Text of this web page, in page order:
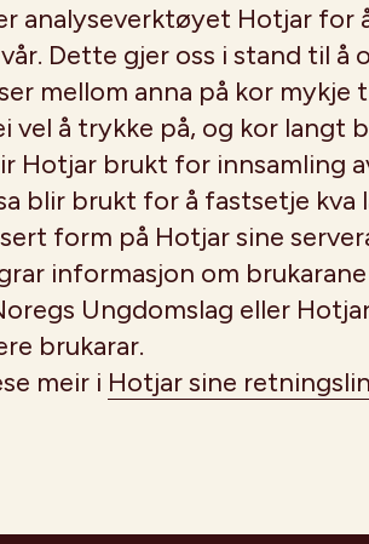
analyseverktøyet Hotjar for
Dette gjer oss i stand til
mellom anna på kor mykje
vel å trykke på, og kor langt
Hotjar brukt for innsamling
blir brukt for å fastsetje kva
form på Hotjar sine
informasjon om
Ungdomslag eller
brukarar.
meir i Hotjar sine